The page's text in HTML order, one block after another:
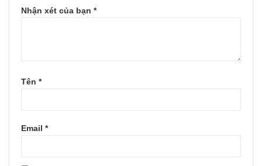
Nhận xét của bạn *
Tên *
Email *